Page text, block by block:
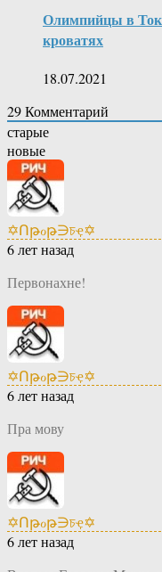
Олимпийцы в
кроватях
18.07.2021
29Комментарий
старые
новые
✡Ոթℴթ∋চҿ✡
6 лет назад
Первонахне!
✡Ոթℴթ∋চҿ✡
6 лет назад
Пра мову
✡Ոթℴթ∋চҿ✡
6 лет назад